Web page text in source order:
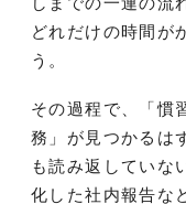
どれだけの時間が
う。
その過程で、「慣
務」が見つかるは
も読み返していな
化した社内報告な